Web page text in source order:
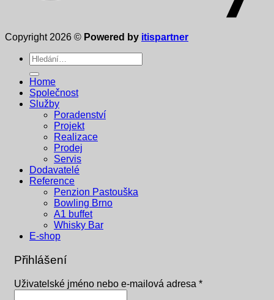
Copyright 2026 © Powered by itispartner
Hledat:
Home
Společnost
Služby
Poradenství
Projekt
Realizace
Prodej
Servis
Dodavatelé
Reference
Penzion Pastouška
Bowling Brno
A1 buffet
Whisky Bar
E-shop
Přihlášení
Uživatelské jméno nebo e-mailová adresa *Povinné